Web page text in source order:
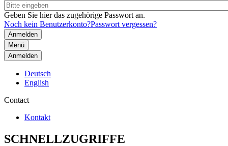
Geben Sie hier das zugehörige Passwort an.
Noch kein Benutzerkonto?Passwort vergessen?
Menü
Anmelden
Deutsch
English
Contact
Kontakt
SCHNELLZUGRIFFE